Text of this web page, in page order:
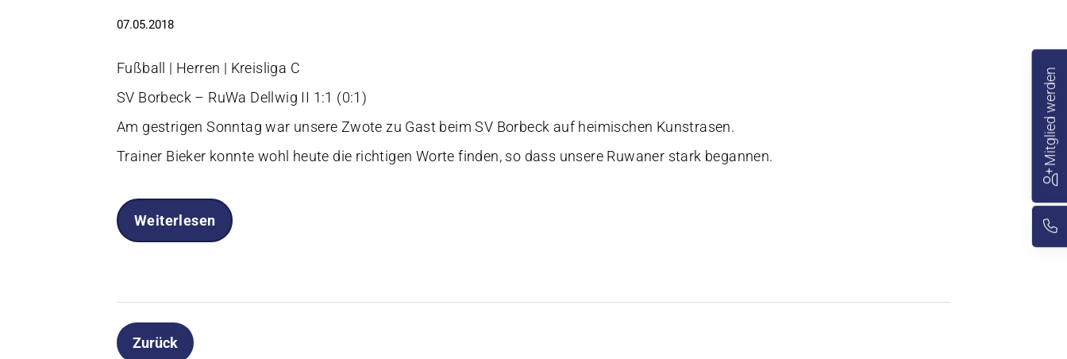
07.05.2018
Fußball | Herren | Kreisliga C
SV Borbeck – RuWa Dellwig II 1:1 (0:1)
Am gestrigen Sonntag war unsere Zwote zu Gast beim SV Borbeck auf heimischen Kunstrasen.
Trainer Bieker konnte wohl heute die richtigen Worte finden, so dass unsere Ruwaner stark begannen.
Weiterlesen
Zurück
Mitglied werden